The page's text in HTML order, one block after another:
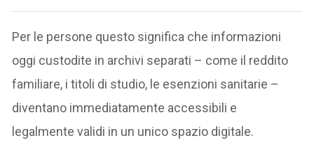
Per le persone questo significa che informazioni
oggi custodite in archivi separati – come il reddito
familiare, i titoli di studio, le esenzioni sanitarie –
diventano immediatamente accessibili e
legalmente validi in un unico spazio digitale.